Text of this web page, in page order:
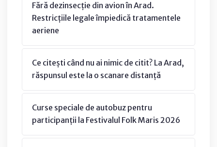
Fără dezinsecție din avion în Arad.
Restricțiile legale împiedică tratamentele
aeriene
Ce citești când nu ai nimic de citit? La Arad,
răspunsul este la o scanare distanță
Curse speciale de autobuz pentru
participanții la Festivalul Folk Maris 2026